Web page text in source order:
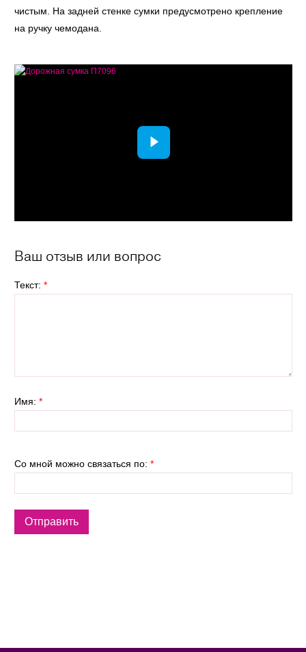
чистым. На задней стенке сумки предусмотрено крепление
на ручку чемодана.
Ваш отзыв или вопрос
Текст: *
Имя: *
Со мной можно связаться по: *